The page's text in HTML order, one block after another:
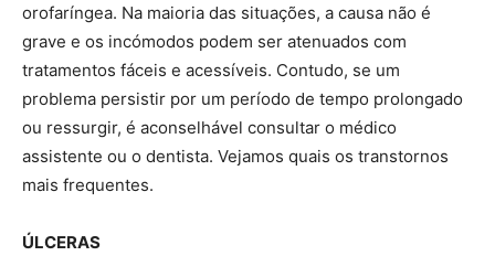
orofaríngea. Na maioria das situações, a causa não é
grave e os incómodos podem ser atenuados com
tratamentos fáceis e acessíveis. Contudo, se um
problema persistir por um período de tempo prolongado
ou ressurgir, é aconselhável consultar o médico
assistente ou o dentista. Vejamos quais os transtornos
mais frequentes.
ÚLCERAS